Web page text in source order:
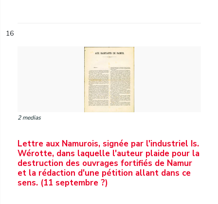
16
2 medias
Lettre aux Namurois, signée par l'industriel Is.
Wérotte, dans laquelle l'auteur plaide pour la
destruction des ouvrages fortifiés de Namur
et la rédaction d'une pétition allant dans ce
sens. (11 septembre ?)